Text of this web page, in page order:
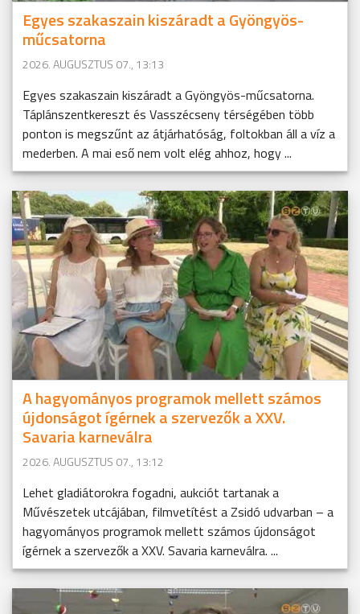
Egyes szakaszain kiszáradt a Gyöngyös-
műcsatorna
2026. AUGUSZTUS 07., 13:13
Egyes szakaszain kiszáradt a Gyöngyös-műcsatorna.
Táplánszentkereszt és Vasszécseny térségében több
ponton is megszűnt az átjárhatóság, foltokban áll a víz a
mederben. A mai eső nem volt elég ahhoz, hogy ...
A hagyományos programok mellett számos
újdonságot ígérnek a szervezők a XXV.
Savaria karneválra
2026. AUGUSZTUS 07., 13:12
Lehet gladiátorokra fogadni, aukciót tartanak a
Művészetek utcájában, filmvetítést a Zsidó udvarban – a
hagyományos programok mellett számos újdonságot
ígérnek a szervezők a XXV. Savaria karneválra. ...